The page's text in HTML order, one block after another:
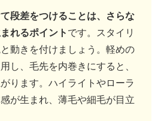
段差をつけることは、さらな
れるポイント です。スタイリ
動きを付けましょう。軽めの
し、毛先を内巻きにすると、
ります。ハイライトやローラ
が生まれ、薄毛や細毛が目立